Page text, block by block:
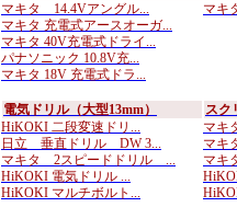
マキタ 14.4Vアングル...
マキタ 充電式アースオーガ...
マキタ 40V充電式ドライ...
パナソニック 10.8V充...
マキタ 18V 充電式ドラ...
マキ
電気ドリル（大型13mm）
HiKOKI 二段変速ドリ...
日立 垂直ドリル DW 3...
マキタ 2スピードドリル ...
HiKOKI 電気ドリル ...
HiKOKI マルチボルト...
スク
マキ
マキ
マキ